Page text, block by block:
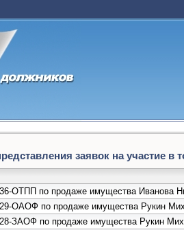
заявок на участие в
ОТПП по продаже имущества Иванова
ОАОФ по продаже имущества Рукин
ЗАОФ по продаже имущества Рукин